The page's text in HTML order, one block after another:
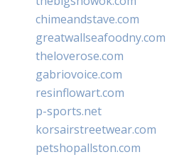
chimeandstave.com
greatwallseafoodny.com
theloverose.com
gabriovoice.com
resinflowart.com
p-sports.net
korsairstreetwear.com
petshopallston.com